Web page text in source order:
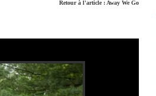
Retour à l'article : Away We Go